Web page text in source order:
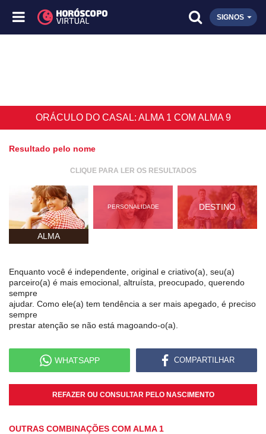
SIGNOS
ORÁCULO DO CASAL: ALMA 1 COM ALMA 9
Resultado pelo nome
CLIQUE PARA LER OS RESULTADOS
ALMA
PERSONALIDADE DESTINO
Enquanto você é independente, original e criativo(a), seu(a)
parceiro(a) é mais emocional, altruísta, preocupado, querendo
sempre
ajudar. Como ele(a) tem tendência a ser mais apegado, é preciso
sempre
prestar atenção se não está magoando-o(a).
WHATSAPP COMPARTILHAR
REFAZER OU CONSULTAR PELO NASCIMENTO
OUTRAS COMBINAÇÕES COM ALMA 1